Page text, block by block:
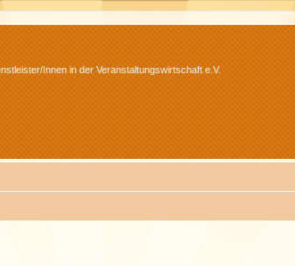
Innen in der Veranstaltungswirtschaft e.V.